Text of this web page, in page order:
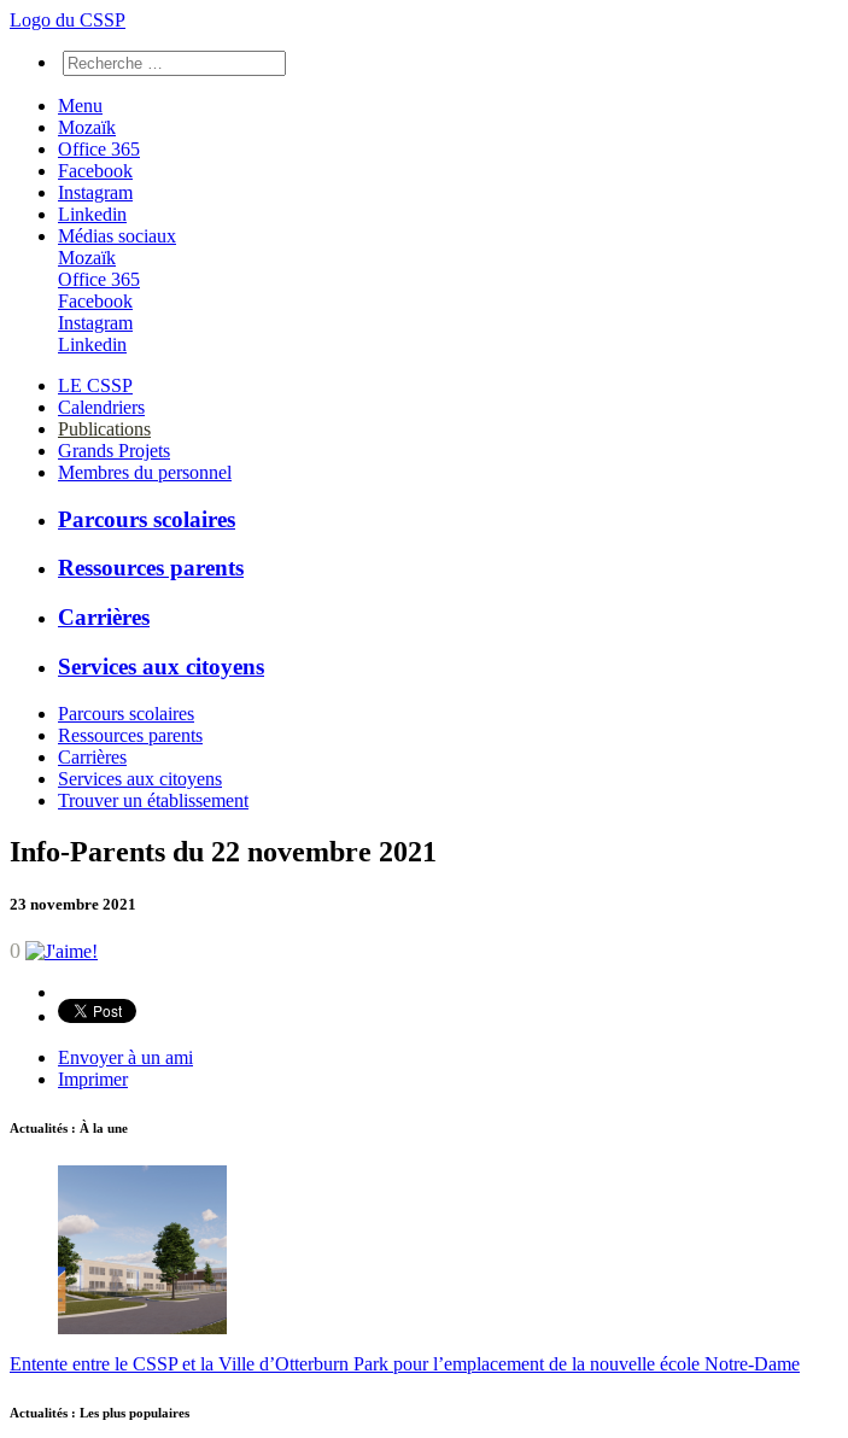
Logo du CSSP
Menu
Mozaïk
Office 365
Facebook
Instagram
Linkedin
Médias sociaux
Mozaïk
Office 365
Facebook
Instagram
Linkedin
LE CSSP
Calendriers
Publications
Grands Projets
Membres du personnel
Parcours scolaires
Ressources parents
Carrières
Services aux citoyens
Parcours scolaires
Ressources parents
Carrières
Services aux citoyens
Trouver un établissement
Info-Parents du 22 novembre 2021
23 novembre 2021
0
Envoyer à un ami
Imprimer
Actualités : À la une
Entente entre le CSSP et la Ville d’Otterburn Park pour l’emplacement de la nouvelle école Notre-Dame
Actualités : Les plus populaires